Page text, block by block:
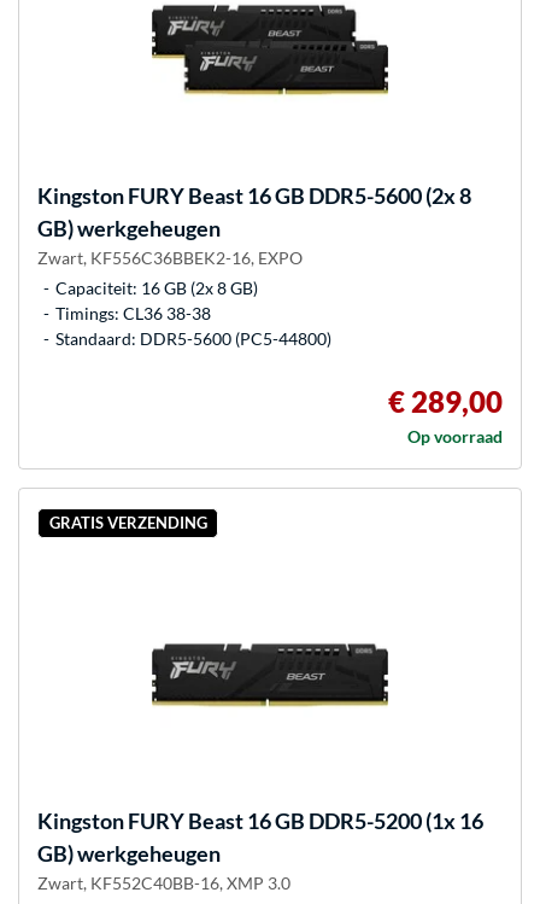
Kingston FURYBeast 16 GB DDR5-5600 (2x 8
GB) werkgeheugen
Zwart, KF556C36BBEK2-16, EXPO
Capaciteit: 16 GB (2x 8 GB)
Timings: CL36 38-38
Standaard: DDR5-5600 (PC5-44800)
€ 289,00
Op voorraad
GRATIS VERZENDING
Kingston FURYBeast 16 GB DDR5-5200 (1x 16
GB) werkgeheugen
Zwart, KF552C40BB-16, XMP 3.0